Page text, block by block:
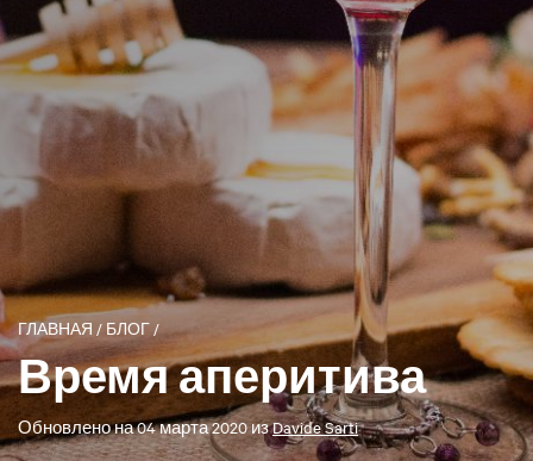
ГЛАВНАЯ /БЛОГ /
Время аперитива
Обновлено на04 марта 2020изDavide Sarti